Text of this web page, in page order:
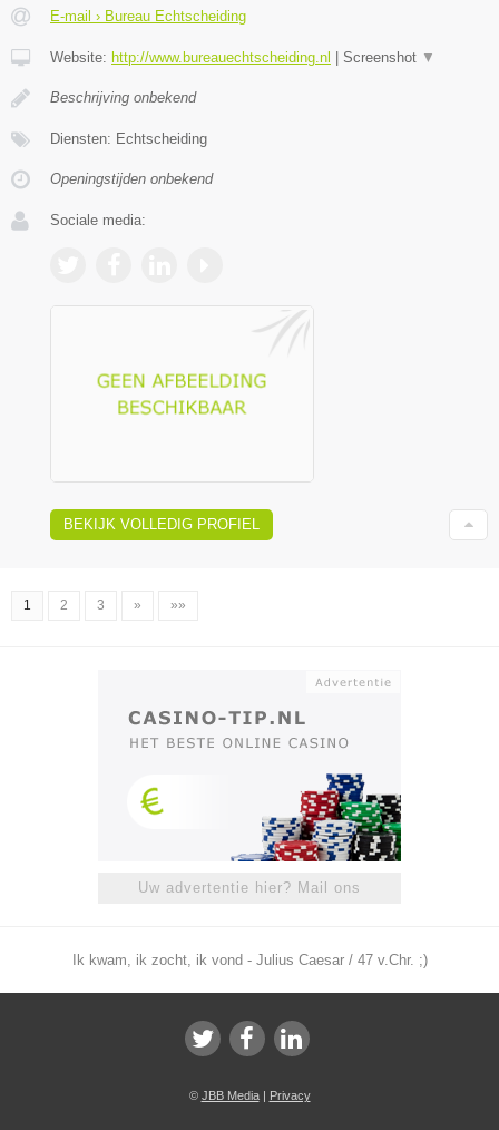
E-mail › Bureau Echtscheiding
Website: http://www.bureauechtscheiding.nl Screenshot ▼
Beschrijving onbekend
Diensten: Echtscheiding
Openingstijden onbekend
Sociale media:
BEKIJK VOLLEDIG PROFIEL
1 2 3 » »»
Uw advertentie hier? Mail ons
Ik kwam, ik zocht, ik vond - Julius Caesar / 47 v.Chr. ;)
© JBB Media| Privacy